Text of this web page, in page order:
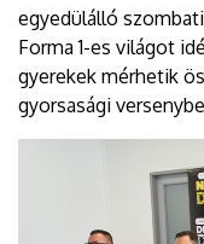
egyedülálló
Forma 1-es világot
gyerekek mérhetik
gyorsasági